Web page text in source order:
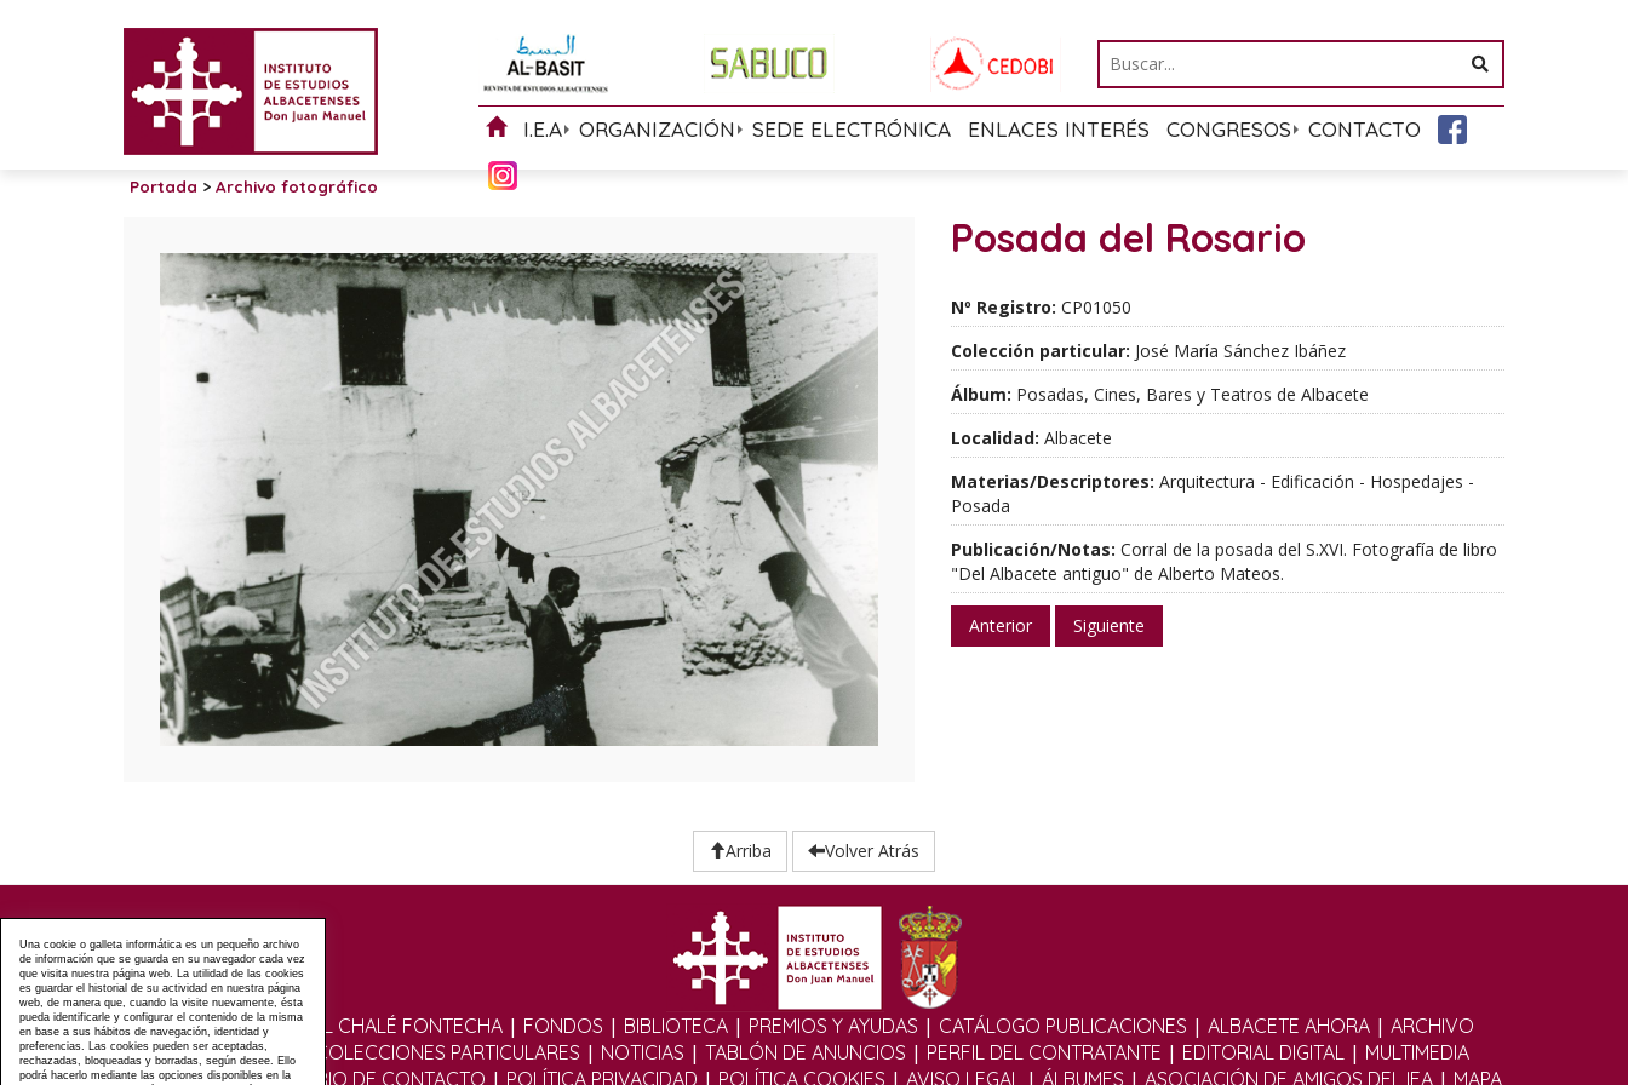
I.E.A ORGANIZACIÓN SEDE ELECTRÓNICA ENLACES INTERÉS CONGRESOS CONTACTO
Portada > Archivo fotográfico
Posada del Rosario
Nº Registro: CP01050
Colección particular: José María Sánchez Ibáñez
Álbum: Posadas, Cines, Bares y Teatros de Albacete
Localidad: Albacete
Materias/Descriptores: Arquitectura - Edificación - Hospedajes -
Posada
Publicación/Notas: Corral de la posada del S.XVI. Fotografía de libro
"Del Albacete antiguo" de Alberto Mateos.
Anterior Siguiente
Arriba Volver Atrás
VISITAS GUIADAS AL CHALÉ FONTECHA| FONDOS | BIBLIOTECA| PREMIOS Y AYUDAS | CATÁLOGO PUBLICACIONES | ALBACETE AHORA| ARCHIVO
FOTOGRÁFICO| COLECCIONES PARTICULARES | NOTICIAS | TABLÓN DE ANUNCIOS | PERFIL DEL CONTRATANTE | EDITORIAL DIGITAL| MULTIMEDIA
|FOROS|FORMULARIO DE CONTACTO | POLÍTICA PRIVACIDAD | POLÍTICA COOKIES | AVISO LEGAL | ÁLBUMES | ASOCIACIÓN DE AMIGOS DEL IEA| MAPA
Una cookie o galleta informática es un pequeño archivo
de información que se guarda en su navegador cada vez
que visita nuestra página web. La utilidad de las cookies
es guardar el historial de su actividad en nuestra página
web, de manera que, cuando la visite nuevamente, ésta
pueda identificarle y configurar el contenido de la misma
en base a sus hábitos de navegación, identidad y
preferencias. Las cookies pueden ser aceptadas,
rechazadas, bloqueadas y borradas, según desee. Ello
podrá hacerlo mediante las opciones disponibles en la